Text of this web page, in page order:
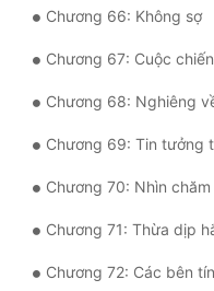
Chương 66: Không sợ
Chương 67: Cuộc
Chương 68: Nghiêng
Chương 69: Tin tưởng
Chương 70: Nhìn chăm
Chương 71: Thừa dịp
Chương 72: Các bên